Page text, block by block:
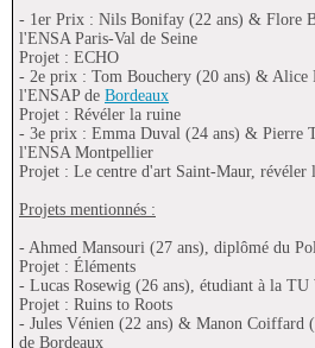
- 1er Prix : Nils Bonifay (22 ans) & Flore
l'ENSA Paris-Val de Seine
Projet : ECHO
- 2e prix : Tom Bouchery (20 ans) & Alice
l'ENSAP de Bordeaux
Projet : Révéler la ruine
- 3e prix : Emma Duval (24 ans) & Pierre
l'ENSA Montpellier
Projet : Le centre d'art Saint-Maur, révéler
Projets mentionnés :
- Ahmed Mansouri (27 ans), diplômé du
Projet : Éléments
- Lucas Rosewig (26 ans), étudiant à la TU
Projet : Ruins to Roots
- Jules Vénien (22 ans) & Manon Coiffard
de Bordeaux